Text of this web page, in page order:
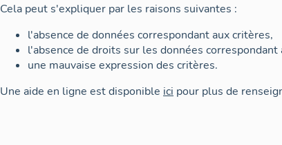
Cela peut s'expliquer par les raisons suivantes :
l'absence de données correspondant aux critères,
l'absence de droits sur les données correspondant
une mauvaise expression des critères.
Une aide en ligne est disponible ici pour plus de